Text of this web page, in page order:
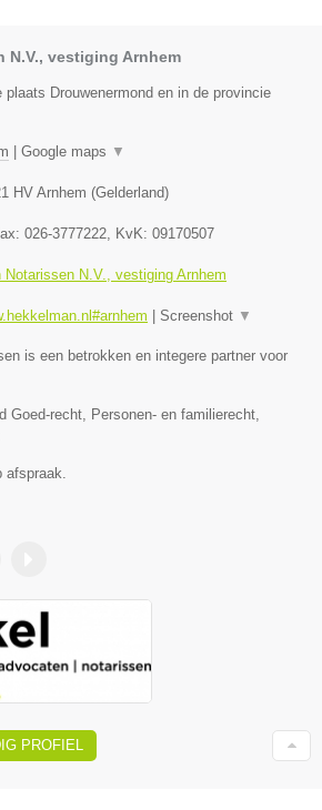
N.V., vestiging Arnhem
plaats Drouwenermond en in de provincie
Google maps ▼
HV Arnhem (Gelderland)
026-3777222 , KvK: 09170507
Notarissen N.V., vestiging Arnhem
Screenshot ▼
is een betrokken en integere partner voor
Goed-recht, Personen- en familierecht,
afspraak.
PROFIEL